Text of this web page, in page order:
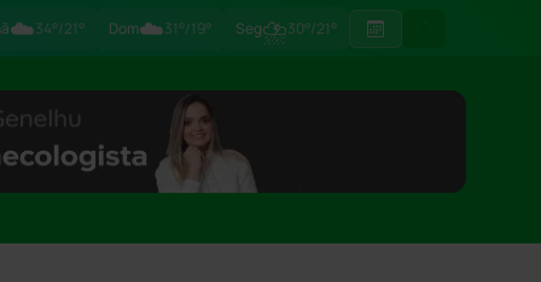
☁️34°/21° Dom☁️31°/19° Seg⛈30°/21°